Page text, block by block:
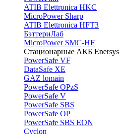
ATIB Elettronica HKC
MicroPower Sharp
ATIB Elettronica HFT3
БэттериЛаб
MicroPower SMC-HF
Стационарные АКБ Enersys
PowerSafe VF
DataSafe XE
GAZ lomain
PowerSafe OPzS
PowerSafe V
PоwerSafe SBS
PowerSafe OP
PоwerSafe SBS EON
Cyclon